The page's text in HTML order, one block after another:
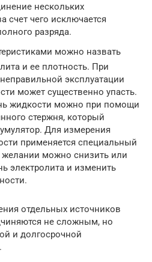
нескольких
счет чего исключается
разряда.
можно назвать
и ее плотность. При
эксплуатации
может существенно упасть.
жидкости можно при помощи
стержня, который
Для измерения
применяется специальный
желании можно снизить или
электролита и изменить
отдельных источников
не сложным, но
и долгосрочной